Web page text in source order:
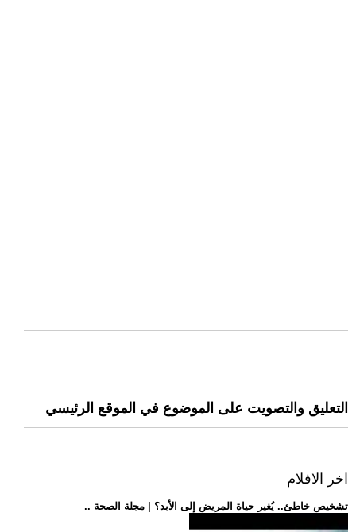
التعليق والتصويت على الموضوع في الموقع الرئيسي
اخر الافلام
.. تشخيص خاطئ.. يُغير حياة المريض إلى الأبد؟ | مجلة الصحة